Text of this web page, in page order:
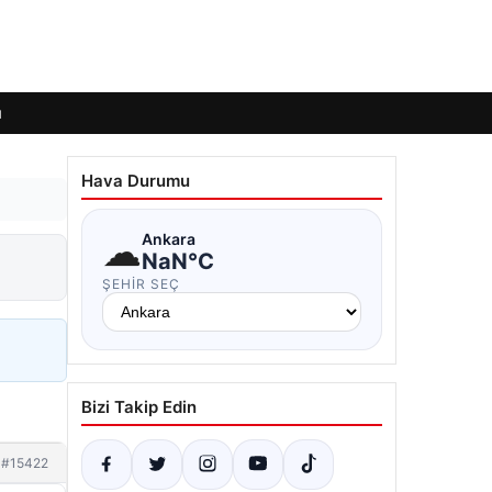
#15422
Hava Durumu
☁Ankara
NaN°C
ŞEHIR SEÇ
Bizi Takip Edin